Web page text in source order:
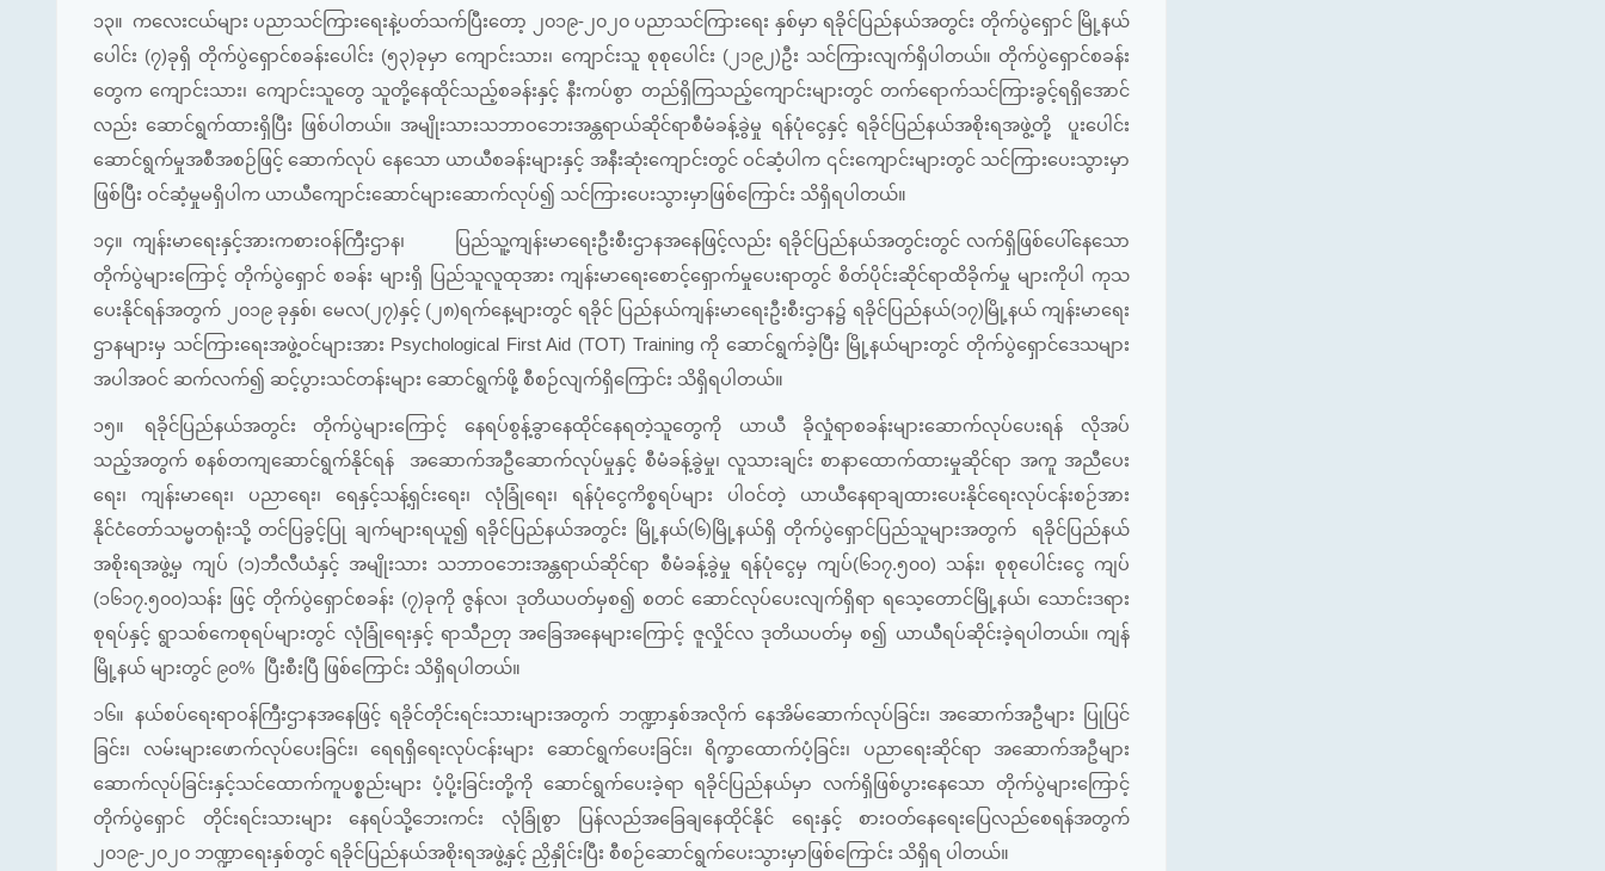
၁၃။ ကလေးငယ်များ ပညာသင်ကြားရေးနဲ့ပတ်သက်ပြီးတော့ ၂၀၁၉-၂၀၂၀ ပညာသင်ကြားရေး နှစ်မှာ ရခိုင်ပြည်နယ်အတွင်း တိုက်ပွဲရှောင် မြို့နယ်
ပေါင်း (၇)ခုရှိ တိုက်ပွဲရှောင်စခန်းပေါင်း (၅၃)ခုမှာ ကျောင်းသား၊ ကျောင်းသူ စုစုပေါင်း (၂၁၉၂)ဦး သင်ကြားလျက်ရှိပါတယ်။ တိုက်ပွဲရှောင်စခန်း
တွေက ကျောင်းသား၊ ကျောင်းသူတွေ သူတို့နေထိုင်သည့်စခန်းနှင့် နီးကပ်စွာ တည်ရှိကြသည့်ကျောင်းများတွင် တက်ရောက်သင်ကြားခွင့်ရရှိအောင်
လည်း ဆောင်ရွက်ထားရှိပြီး ဖြစ်ပါတယ်။ အမျိုးသားသဘာဝဘေးအန္တရာယ်ဆိုင်ရာစီမံခန့်ခွဲမှု ရန်ပုံငွေနှင့် ရခိုင်ပြည်နယ်အစိုးရအဖွဲ့တို့ ပူးပေါင်း
ဆောင်ရွက်မှုအစီအစဉ်ဖြင့် ဆောက်လုပ် နေသော ယာယီစခန်းများနှင့် အနီးဆုံးကျောင်းတွင် ဝင်ဆံ့ပါက ၎င်းကျောင်းများတွင် သင်ကြားပေးသွားမှာ
ဖြစ်ပြီး ဝင်ဆံ့မှုမရှိပါက ယာယီကျောင်းဆောင်များဆောက်လုပ်၍ သင်ကြားပေးသွားမှာဖြစ်ကြောင်း သိရှိရပါတယ်။
၁၄။ ကျန်းမာရေးနှင့်အားကစားဝန်ကြီးဌာန၊ ပြည်သူ့ကျန်းမာရေးဦးစီးဌာနအနေဖြင့်လည်း ရခိုင်ပြည်နယ်အတွင်းတွင် လက်ရှိဖြစ်ပေါ်နေသော
တိုက်ပွဲများကြောင့် တိုက်ပွဲရှောင် စခန်း များရှိ ပြည်သူလူထုအား ကျန်းမာရေးစောင့်ရှောက်မှုပေးရာတွင် စိတ်ပိုင်းဆိုင်ရာထိခိုက်မှု များကိုပါ ကုသ
ပေးနိုင်ရန်အတွက် ၂၀၁၉ ခုနှစ်၊ မေလ(၂၇)နှင့် (၂၈)ရက်နေ့များတွင် ရခိုင် ပြည်နယ်ကျန်းမာရေးဦးစီးဌာန၌ ရခိုင်ပြည်နယ်(၁၇)မြို့နယ် ကျန်းမာရေး
ဌာနများမှ သင်ကြားရေးအဖွဲ့ဝင်များအား Psychological First Aid (TOT) Training ကို ဆောင်ရွက်ခဲ့ပြီး မြို့နယ်များတွင် တိုက်ပွဲရှောင်ဒေသများ
အပါအဝင် ဆက်လက်၍ ဆင့်ပွားသင်တန်းများ ဆောင်ရွက်ဖို့ စီစဉ်လျက်ရှိကြောင်း သိရှိရပါတယ်။
၁၅။
ရခိုင်ပြည်နယ်အတွင်း တိုက်ပွဲများကြောင့် နေရပ်စွန့်ခွာနေထိုင်နေရတဲ့သူတွေကို ယာယီ ခိုလှုံရာစခန်းများဆောက်လုပ်ပေးရန် လိုအပ်
သည့်အတွက် စနစ်တကျဆောင်ရွက်နိုင်ရန် အဆောက်အဦဆောက်လုပ်မှုနှင့် စီမံခန့်ခွဲမှု၊ လူသားချင်း စာနာထောက်ထားမှုဆိုင်ရာ အကူ အညီပေး
ရေး၊ ကျန်းမာရေး၊ ပညာရေး၊ ရေနှင့်သန့်ရှင်းရေး၊ လုံခြုံရေး၊ ရန်ပုံငွေကိစ္စရပ်များ ပါဝင်တဲ့ ယာယီနေရာချထားပေးနိုင်ရေးလုပ်ငန်းစဉ်အား
နိုင်ငံတော်သမ္မတရုံးသို့ တင်ပြခွင့်ပြု ချက်များရယူ၍ ရခိုင်ပြည်နယ်အတွင်း မြို့နယ်(၆)မြို့နယ်ရှိ တိုက်ပွဲရှောင်ပြည်သူများအတွက် ရခိုင်ပြည်နယ်
အစိုးရအဖွဲ့မှ ကျပ် (၁)ဘီလီယံနှင့် အမျိုးသား သဘာဝဘေးအန္တရာယ်ဆိုင်ရာ စီမံခန့်ခွဲမှု ရန်ပုံငွေမှ ကျပ်(၆၁၇.၅၀၀) သန်း၊ စုစုပေါင်းငွေ ကျပ်
(၁၆၁၇.၅၀၀)သန်း ဖြင့် တိုက်ပွဲရှောင်စခန်း (၇)ခုကို ဇွန်လ၊ ဒုတိယပတ်မှစ၍ စတင် ဆောင်လုပ်ပေးလျက်ရှိရာ ရသေ့တောင်မြို့နယ်၊ သောင်းဒရား
စုရပ်နှင့် ရွာသစ်ကေစုရပ်များတွင် လုံခြုံရေးနှင့် ရာသီဉတု အခြေအနေများကြောင့် ဇူလှိုင်လ ဒုတိယပတ်မှ စ၍ ယာယီရပ်ဆိုင်းခဲ့ရပါတယ်။ ကျန်
မြို့နယ် များတွင် ၉၀% ပြီးစီးပြီ ဖြစ်ကြောင်း သိရှိရပါတယ်။
၁၆။
နယ်စပ်ရေးရာဝန်ကြီးဌာနအနေဖြင့် ရခိုင်တိုင်းရင်းသားများအတွက် ဘဏ္ဍာနှစ်အလိုက် နေအိမ်ဆောက်လုပ်ခြင်း၊ အဆောက်အဦများ ပြုပြင်
ခြင်း၊ လမ်းများဖောက်လုပ်ပေးခြင်း၊ ရေရရှိရေးလုပ်ငန်းများ ဆောင်ရွက်ပေးခြင်း၊ ရိက္ခာထောက်ပံ့ခြင်း၊ ပညာရေးဆိုင်ရာ အဆောက်အဦများ
ဆောက်လုပ်ခြင်းနှင့်သင်ထောက်ကူပစ္စည်းများ ပံ့ပို့းခြင်းတို့ကို ဆောင်ရွက်ပေးခဲ့ရာ ရခိုင်ပြည်နယ်မှာ လက်ရှိဖြစ်ပွားနေသော တိုက်ပွဲများကြောင့်
တိုက်ပွဲရှောင် တိုင်းရင်းသားများ နေရပ်သို့ဘေးကင်း လုံခြုံစွာ ပြန်လည်အခြေချနေထိုင်နိုင် ရေးနှင့် စားဝတ်နေရေးပြေလည်စေရန်အတွက်
၂၀၁၉-၂၀၂၀ ဘဏ္ဍာရေးနှစ်တွင် ရခိုင်ပြည်နယ်အစိုးရအဖွဲ့နှင့် ညှိနှိုင်းပြီး စီစဉ်ဆောင်ရွက်ပေးသွားမှာဖြစ်ကြောင်း သိရှိရ ပါတယ်။